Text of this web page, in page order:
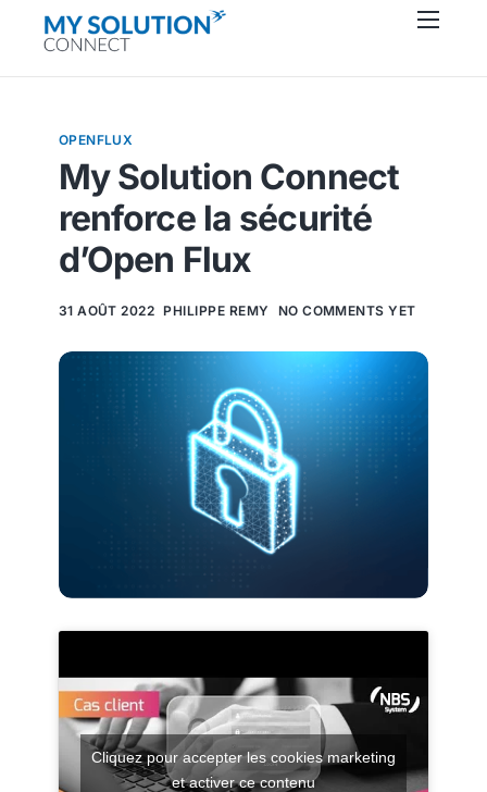
Connecteurs
Ressources
Support
Contactez-nous
OPENFLUX
My Solution Connect
renforce la sécurité
d’Open Flux
31 AOÛT 2022 PHILIPPE REMY NO COMMENTS YET
Cliquez pour accepter les cookies marketing
et activer ce contenu